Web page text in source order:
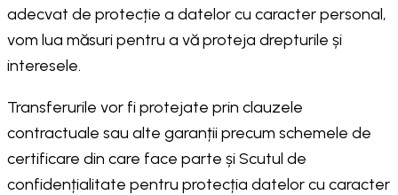
adecvat de protecție a datelor cu caracter personal,
vom lua măsuri pentru a vă proteja drepturile și
interesele.
Transferurile vor fi protejate prin clauzele
contractuale sau alte garanții precum schemele de
certificare din care face parte și Scutul de
confidențialitate pentru protecția datelor cu caracter